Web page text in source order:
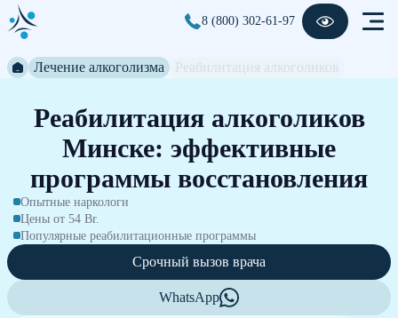
8 (800) 302-61-97
Лечение алкоголизма
Реабилитация алкоголиков
Минске: эффективные
программы восстановления
Опытные наркологи
Цены от 54 Br.
Популярные реабилитационные программы
Срочный вызов врача
WhatsApp